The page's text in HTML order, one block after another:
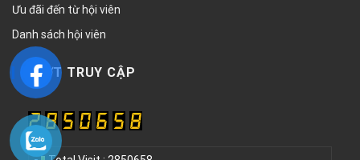
Ưu đãi đến từ hội viên
Danh sách hội viên
LƯỢT TRUY CẬP